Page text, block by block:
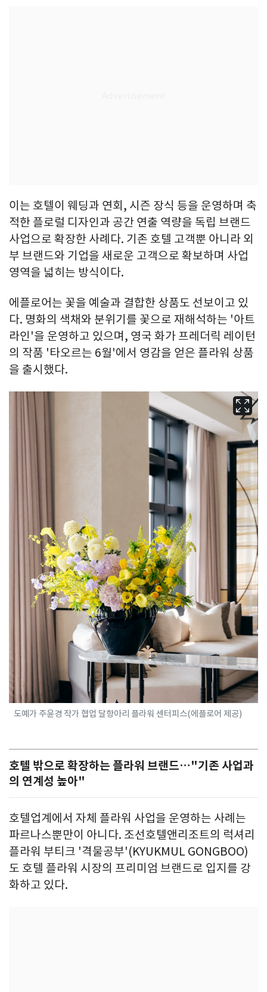
이는 호텔이 웨딩과 연회, 시즌 장식 등을 운영하며 축
적한 플로럴 디자인과 공간 연출 역량을 독립 브랜드
사업으로 확장한 사례다. 기존 호텔 고객뿐 아니라 외
부 브랜드와 기업을 새로운 고객으로 확보하며 사업
영역을 넓히는 방식이다.
에플로어는 꽃을 예술과 결합한 상품도 선보이고 있
다. 명화의 색채와 분위기를 꽃으로 재해석하는 '아트
라인'을 운영하고 있으며, 영국 화가 프레더릭 레이턴
의 작품 '타오르는 6월'에서 영감을 얻은 플라워 상품
을 출시했다.
도예가 주윤경 작가 협업 달항아리 플라워 센터피스(에플로어 제공)
호텔 밖으로 확장하는 플라워 브랜드…"기존 사업과
의 연계성 높아"
호텔업계에서 자체 플라워 사업을 운영하는 사례는
파르나스뿐만이 아니다. 조선호텔앤리조트의 럭셔리
플라워 부티크 '격물공부'(KYUKMUL GONGBOO)
도 호텔 플라워 시장의 프리미엄 브랜드로 입지를 강
화하고 있다.